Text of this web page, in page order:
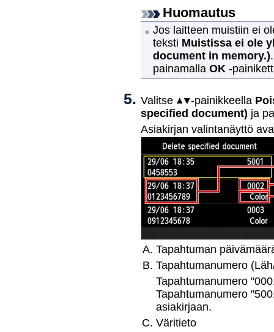
Huomautus
Jos laitteen muistiin ei
teksti Muistissa ei ole
document in memory.).
painamalla OK -
Valitse -painikkeella
specified document) ja
Asiakirjan valintanäyttö
Tapahtuman
Tapahtumanumero
Tapahtumanumero
Tapahtumanumero
asiakirjaan.
Väritieto